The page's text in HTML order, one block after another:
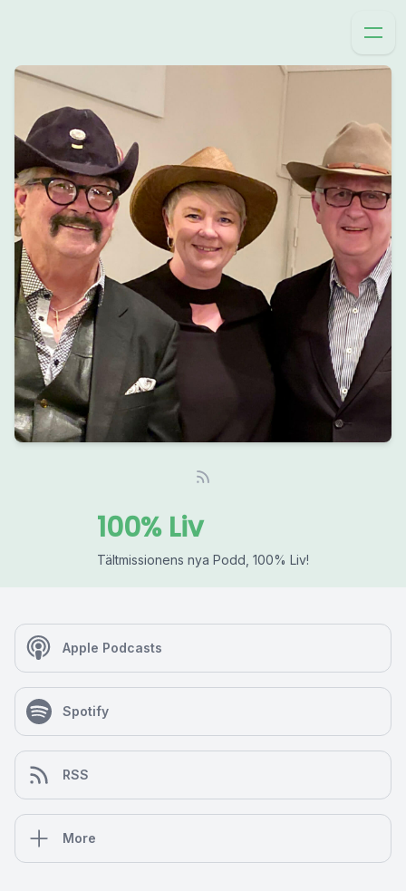
100% Liv
Tältmissionens nya Podd, 100% Liv!
Apple Podcasts
Spotify
RSS
More